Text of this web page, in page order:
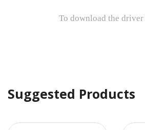
To download the driver
Suggested Products